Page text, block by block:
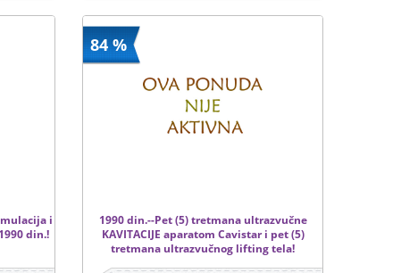
i
din.!
84 %
1990 din.--Pet (5) tretmana ultrazvučne
KAVITACIJE aparatom Cavistar i pet (5)
tretmana ultrazvučnog lifting tela!